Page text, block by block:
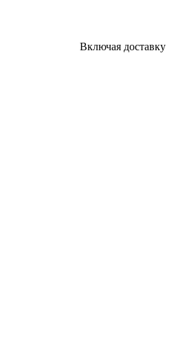
Включая доставку